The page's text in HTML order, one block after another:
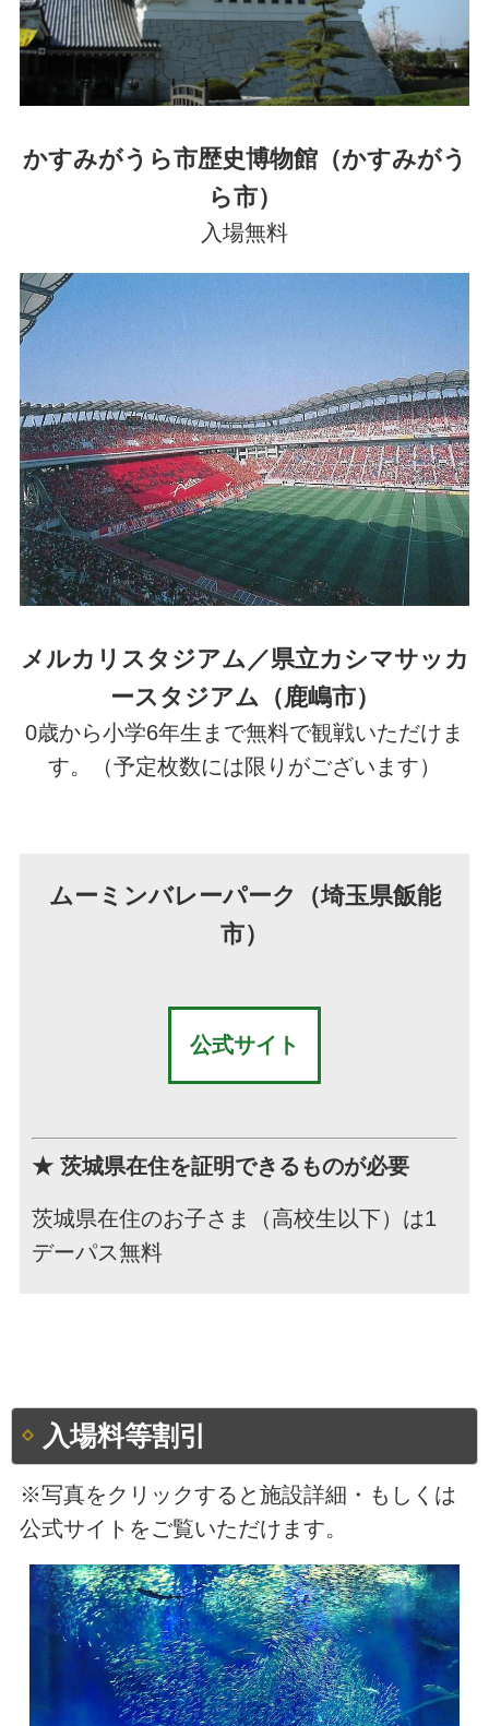
かすみがうら市歴史博物館（かすみがう
ら市）
入場無料
メルカリスタジアム／県立カシマサッカ
ースタジアム（鹿嶋市）
0歳から小学6年生まで無料で観戦いただけま
す。（予定枚数には限りがございます）
ムーミンバレーパーク（埼玉県飯能
市）
公式サイト
★ 茨城県在住を証明できるものが必要
茨城県在住のお子さま（高校生以下）は1
デーパス無料
入場料等割引
※写真をクリックすると施設詳細・もしくは
公式サイトをご覧いただけます。